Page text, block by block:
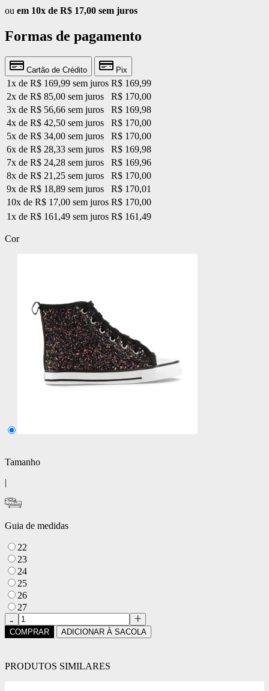
ou em 10x de R$ 17,00 sem juros
Formas de pagamento
Cartão de Crédito Pix
1x de R$ 169,99 sem juros R$ 169,99
2x de R$ 85,00 sem juros
R$ 170,00
3x de R$ 56,66 sem juros
R$ 169,98
4x de R$ 42,50 sem juros
R$ 170,00
5x de R$ 34,00 sem juros
R$ 170,00
6x de R$ 28,33 sem juros
R$ 169,98
7x de R$ 24,28 sem juros
R$ 169,96
8x de R$ 21,25 sem juros
R$ 170,00
9x de R$ 18,89 sem juros
R$ 170,01
10x de R$ 17,00 sem juros R$ 170,00
1x de R$ 161,49 sem juros R$ 161,49
Cor
Tamanho
|
Guia de medidas
22
23
24
25
26
27
COMPRAR ADICIONAR À SACOLA
PRODUTOS SIMILARES